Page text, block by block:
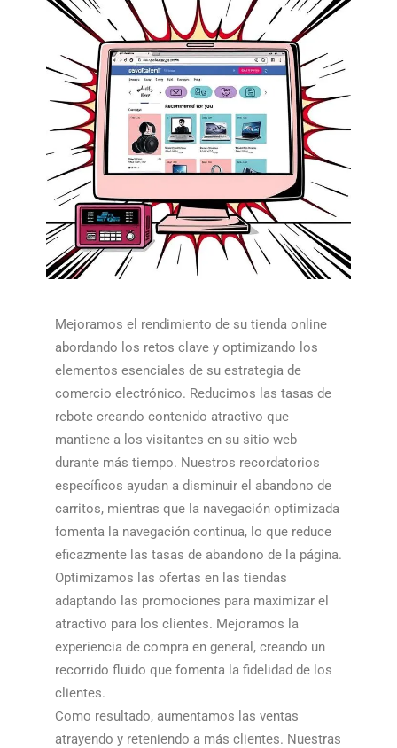
Mejoramos el rendimiento de su tienda online
abordando los retos clave y optimizando los
elementos esenciales de su estrategia de
comercio electrónico. Reducimos las tasas de
rebote creando contenido atractivo que
mantiene a los visitantes en su sitio web
durante más tiempo. Nuestros recordatorios
específicos ayudan a disminuir el abandono de
carritos, mientras que la navegación optimizada
fomenta la navegación continua, lo que reduce
eficazmente las tasas de abandono de la página.​​
Optimizamos las ofertas en las tiendas
adaptando las promociones para maximizar el
atractivo para los clientes. Mejoramos la
experiencia de compra en general, creando un
recorrido fluido que fomenta la fidelidad de los
clientes.​​
Como resultado, aumentamos las ventas
atrayendo y reteniendo a más clientes. Nuestras